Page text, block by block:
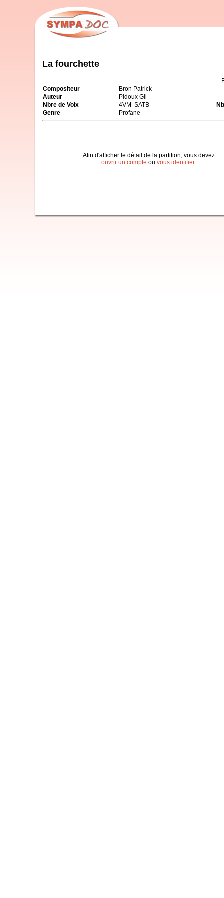
La fourchette
Compositeur
Bron Patrick
Auteur
Pidoux Gil
Nbre de Voix
4VM SATB
Genre
Profane
Afin d'afficher le détail de la partition, vous devez
ouvrir un compte ou vous identifier.